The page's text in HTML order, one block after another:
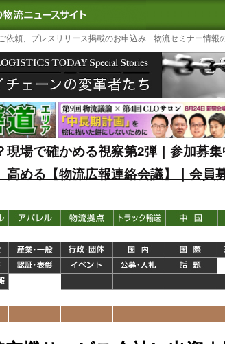
TODAY｜国内最大の物流ニュースサイト
3PL, SCMな
依頼、プレスリリース掲載のお申込み 物流セミナー情報
場で確かめる視察第2弾｜参加募集
高める【物流広報連絡会議】｜会員